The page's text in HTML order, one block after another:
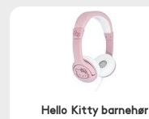
Hello Kitty barnehør